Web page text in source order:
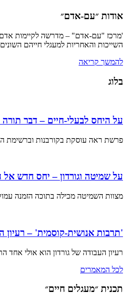
אודות ״עם-אדם״
'מרכז "עם-אדם" – מדרשה לקיימות אדם
השייכות והאחריות למעגלי חייהם
להמשך קריאה
בלוג
על היחס לבעלי-חיים – דבר
פרשת ראה עוסקת בקורבנות וברשימת
על שמיטה וגורדון – יחס חדש אל
מצוות השמיטה מכילה בתוכה הזמנה
'תרבות אנושית-קוסמית' – רעיון
רעיון העבודה של גורדון הוא אולי אחד
לכל המאמרים
תכנית ״מעגלים חיים״